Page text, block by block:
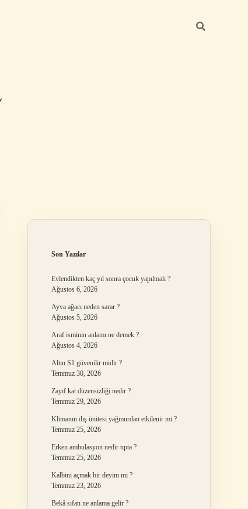
Son Yazılar
Evlendikten kaç yıl sonra çocuk yapılmalı ?
Ağustos 6, 2026
Ayva ağacı neden sarar ?
Ağustos 5, 2026
Araf isminin anlamı ne demek ?
Ağustos 4, 2026
Altın S1 güvenilir midir ?
Temmuz 30, 2026
Zayıf kat düzensizliği nedir ?
Temmuz 29, 2026
Klimanın dış ünitesi yağmurdan etkilenir mi ?
Temmuz 25, 2026
Erken ambulasyon nedir tıpta ?
Temmuz 25, 2026
Kalbini açmak bir deyim mi ?
Temmuz 23, 2026
Bekâ sıfatı ne anlama gelir ?